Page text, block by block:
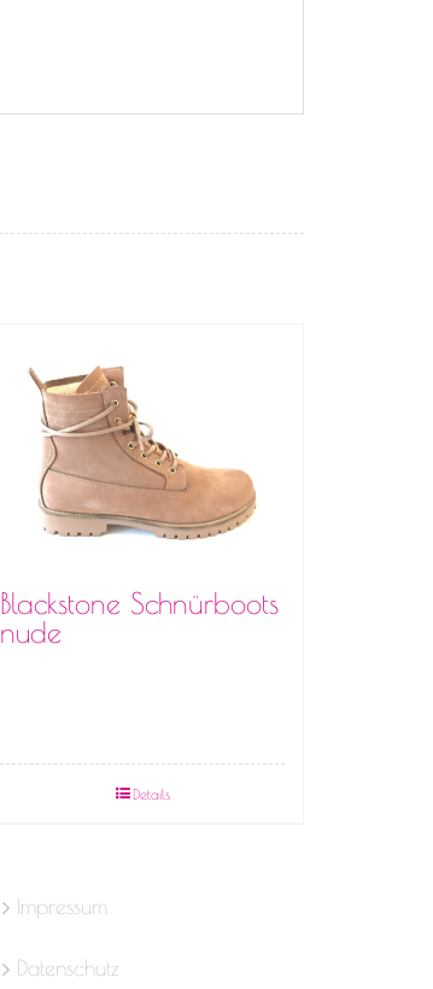
Blackstone Schnürboots
nude
Details
Impressum
Datenschutz